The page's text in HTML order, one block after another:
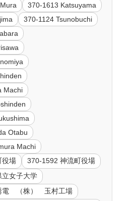
370-1613 Katsuyama
370-1124 Tsunobuchi
Machi
Otabu
Machi
役場
370-1592 神流町役場
女子大学
電 （株） 玉村工場